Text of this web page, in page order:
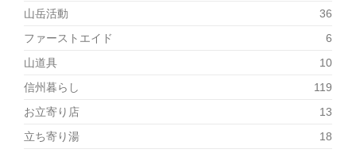
山岳活動
36
ファーストエイド
6
山道具
10
信州暮らし
119
お立寄り店
13
立ち寄り湯
18